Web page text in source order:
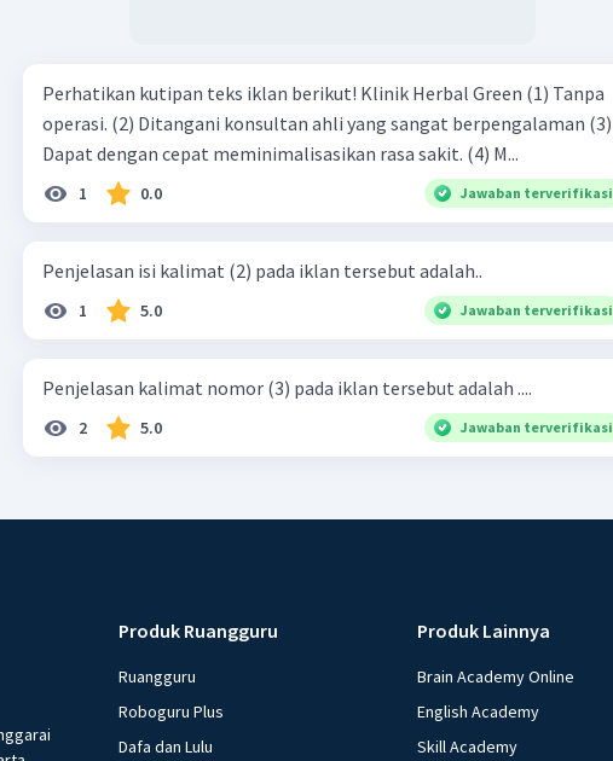
Perhatikan kutipan teks iklan berikut! Klinik Herbal Green (1) Tanpa
operasi. (2) Ditangani konsultan ahli yang sangat berpengalaman (3)
Dapat dengan cepat meminimalisasikan rasa sakit. (4) M...
1 0.0 Jawaban terverifikasi
Penjelasan isi kalimat (2) pada iklan tersebut adalah..
1 5.0 Jawaban terverifikasi
Penjelasan kalimat nomor (3) pada iklan tersebut adalah ....
2 5.0 Jawaban terverifikasi
Produk Ruangguru
Ruangguru
Roboguru Plus
Dafa dan Lulu
Produk Lainnya
Brain Academy Online
English Academy
Skill Academy